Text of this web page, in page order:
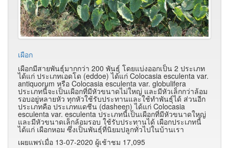
เผือก
เผือกมีสายพันธุ์มากกว่า 200 พันธุ์ โดยแบ่งออกเป็น 2 ประเภท
ได้แก่ ประเภทเอดโด (eddoe) ได้แก่ Colocasia esculenta var.
antiquorum หรือ Colocasia esculenta var. globulifera
ประเภทนี้จะเป็นเผือกที่มีหัวขนาดไม่ใหญ่ และมีหัวเล็กกว่าล้อม
รอบอยู่หลายหัว ทุกหัวใช้รับประทานและใช้ทำพันธุ์ได้ ส่วนอีก
ประเภทคือ ประเภทแดชีน (dasheen) ได้แก่ Colocasia
esculenta var. esculenta ประเภทนี้เป็นเผือกที่มีหัวขนาดใหญ่
และมีหัวขนาดเล็กล้อมรอบ ใช้รับประทานได้ เผือกประเภทนี้
ได้แก่ เผือกหอม ซึ่งเป็นพันธุ์ที่นิยมปลูกทั่วไปในบ้านเรา
เผยแพร่เมื่อ 13-07-2020 ผู้เช้าชม 17,095